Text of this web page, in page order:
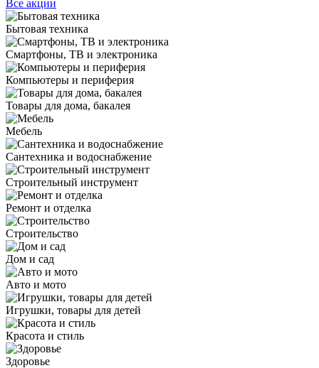
Все акции
Бытовая техника
Смартфоны, ТВ и электроника
Компьютеры и периферия
Товары для дома, бакалея
Мебель
Сантехника и водоснабжение
Строительный инструмент
Ремонт и отделка
Строительство
Дом и сад
Авто и мото
Игрушки, товары для детей
Красота и стиль
Здоровье